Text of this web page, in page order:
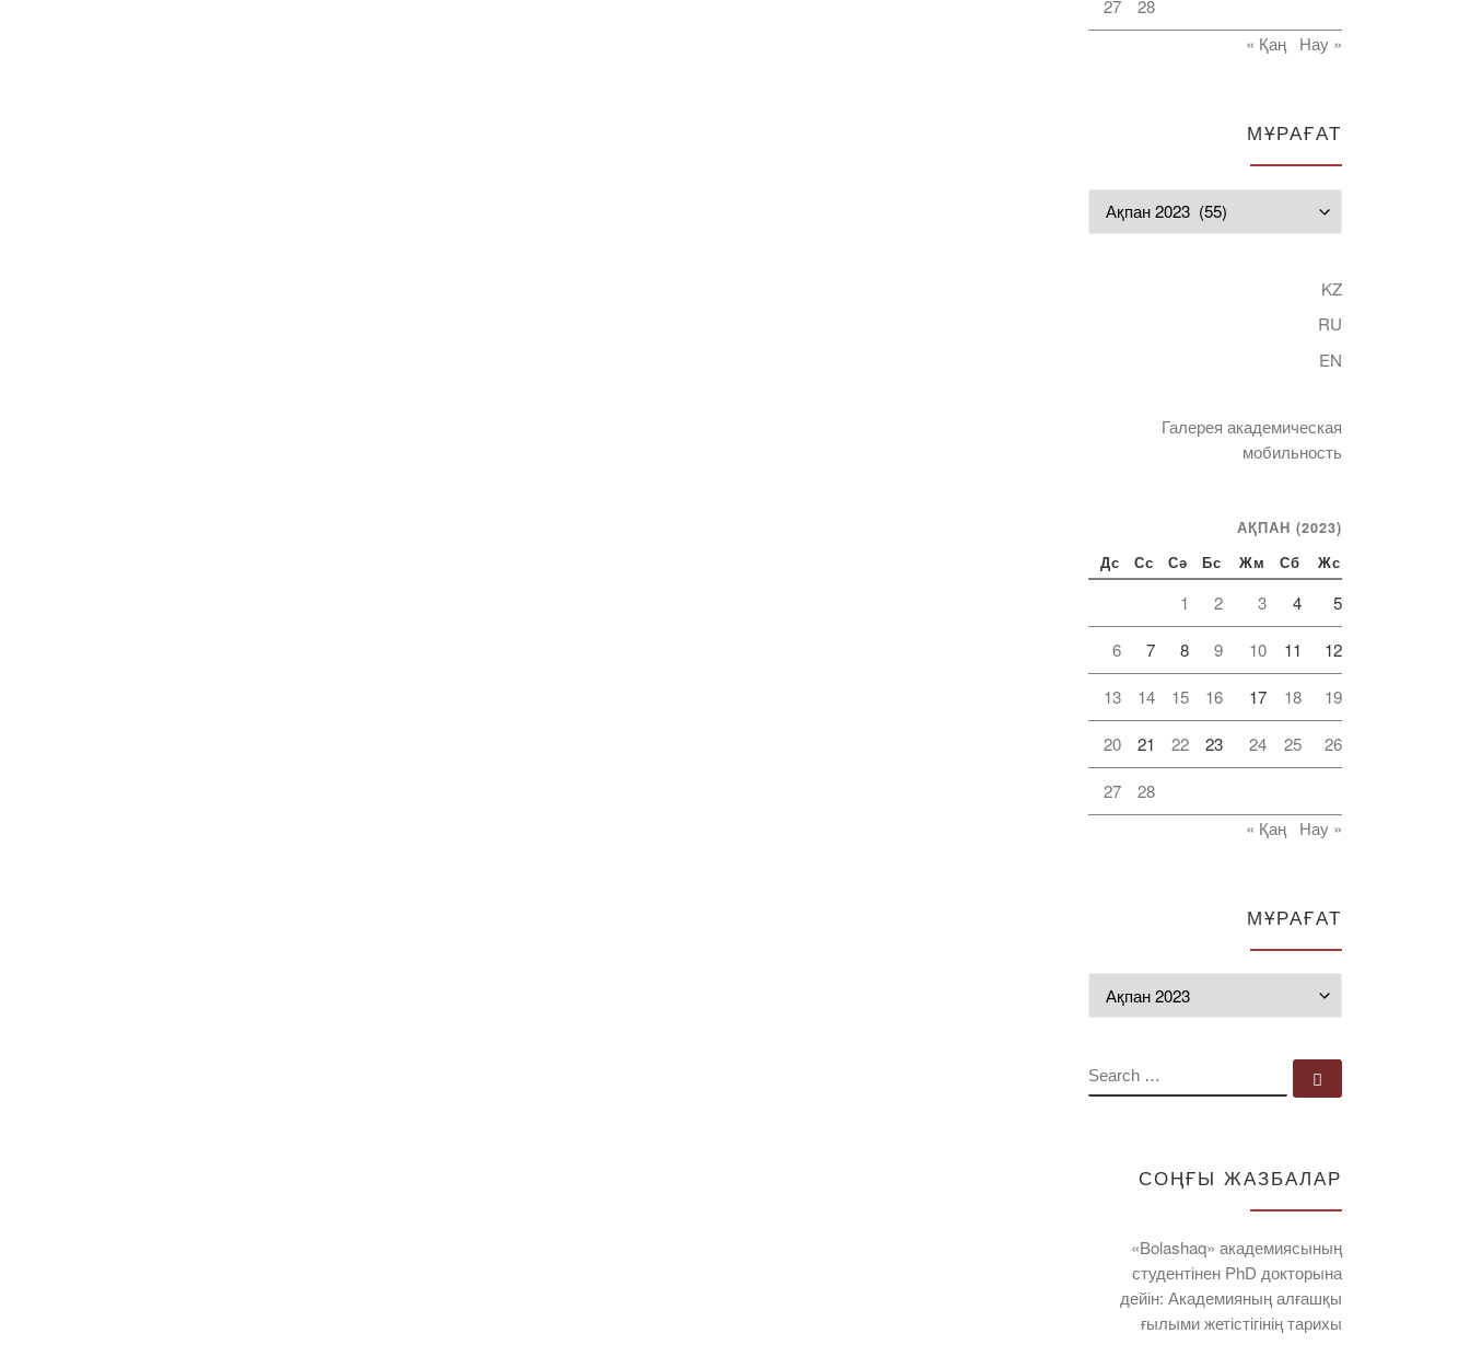
27
28
« Қаң
Нау »
МҰРАҒАТ
KZ
RU
EN
Галерея академическая
мобильность
АҚПАН (2023)
Дс Сс Сә Бс Жм Сб Жс
1 2 3 4 5
6 7 8 9 10 11 12
13 14 15 16 17 18 19
20 21 22 23 24 25 26
27
28
« Қаң
Нау »
МҰРАҒАТ
SEARCH
СОҢҒЫ ЖАЗБАЛАР
«Bolashaq» академиясының
студентінен PhD докторына
дейін: Академияның алғашқы
ғылыми жетістігінің тарихы